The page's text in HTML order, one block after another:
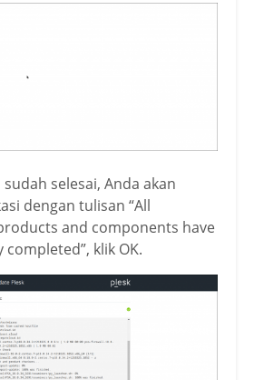
selesai, Anda akan
dengan tulisan “All
and components have
klik OK.